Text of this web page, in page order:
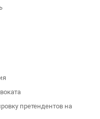
претендентов на